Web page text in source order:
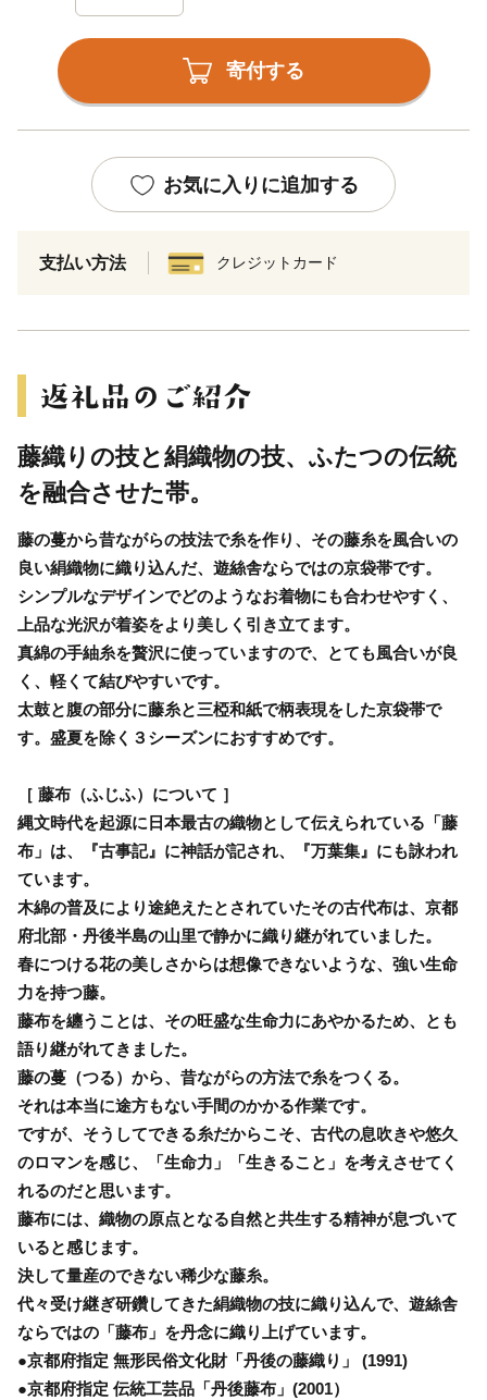
寄付する
お気に入りに追加する
支払い方法 クレジットカード
藤織りの技と絹織物の技、ふたつの伝統
を融合させた帯。
藤の蔓から昔ながらの技法で糸を作り、その藤糸を風合いの
良い絹織物に織り込んだ、遊絲舎ならではの京袋帯です。
シンプルなデザインでどのようなお着物にも合わせやすく、
上品な光沢が着姿をより美しく引き立てます。
真綿の手紬糸を贅沢に使っていますので、とても風合いが良
く、軽くて結びやすいです。
太鼓と腹の部分に藤糸と三椏和紙で柄表現をした京袋帯で
す。盛夏を除く３シーズンにおすすめです。
［ 藤布（ふじふ）について ］
縄文時代を起源に日本最古の織物として伝えられている「藤
布」は、『古事記』に神話が記され、『万葉集』にも詠われ
ています。
木綿の普及により途絶えたとされていたその古代布は、京都
府北部・丹後半島の山里で静かに織り継がれていました。
春につける花の美しさからは想像できないような、強い生命
力を持つ藤。
藤布を纏うことは、その旺盛な生命力にあやかるため、とも
語り継がれてきました。
藤の蔓（つる）から、昔ながらの方法で糸をつくる。
それは本当に途方もない手間のかかる作業です。
ですが、そうしてできる糸だからこそ、古代の息吹きや悠久
のロマンを感じ、「生命力」「生きること」を考えさせてく
れるのだと思います。
藤布には、織物の原点となる自然と共生する精神が息づいて
いると感じます。
決して量産のできない稀少な藤糸。
代々受け継ぎ研鑽してきた絹織物の技に織り込んで、遊絲舎
ならではの「藤布」を丹念に織り上げています。
●京都府指定 無形民俗文化財「丹後の藤織り」 (1991)
●京都府指定 伝統工芸品「丹後藤布」(2001）